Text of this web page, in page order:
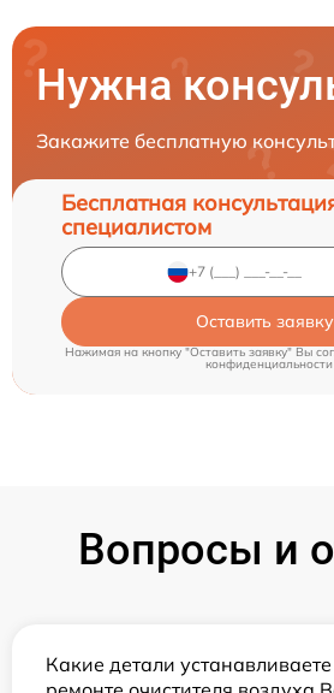
Нужна
Закажите бесплатную
Бесплатная
специалистом
Оставить заявку
Нажимая на кнопку "Оставить заявку" Вы
конфиденциальности
Вопросы и
Какие детали